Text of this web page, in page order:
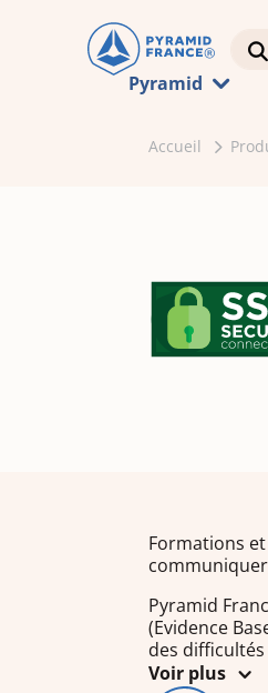
Pyramid
Accueil
Formations
Pyramid
(Evidence
des difficultés
Voir plus